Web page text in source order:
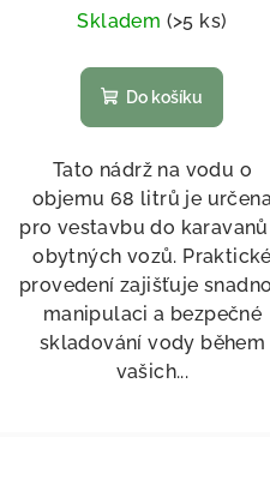
Skladem (>5 ks)
Do košíku
Tato nádrž na vodu o
objemu 68 litrů je
pro vestavbu do
obytných vozů. Praktické
provedení zajišťuje
manipulaci a bezpečné
skladování vody během
vašich...